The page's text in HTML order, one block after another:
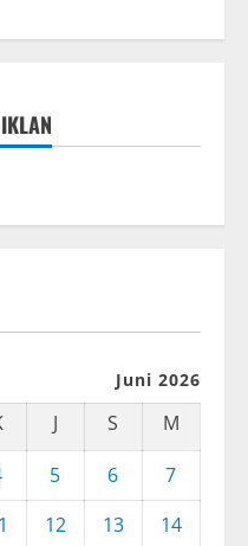
Juni 2026
J S
M
5 6
7
12 13
14